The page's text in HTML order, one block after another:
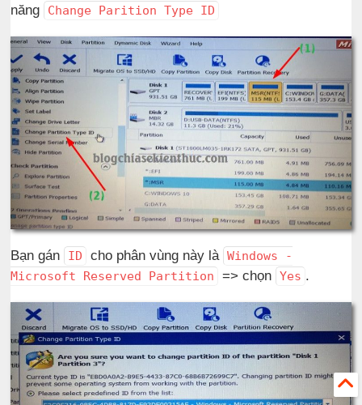
năng
Change Parition Type ID
Bạn gán ID cho phân vùng này là Windows -
Microsoft Reserved Partition
=> chọn Yes .